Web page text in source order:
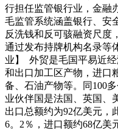
行担任监管银行业，金融
毛监管系统涵盖银行、安
反洗钱和反可骇融资尺度
通过发布持牌机构名录等
业】 外贸是毛国平易近
和出口加工区产物，进口
备、石油产物等。同100
业伙伴国是法国、英国、
出口总额约为92亿美元，
6。2％，进口额约68亿美